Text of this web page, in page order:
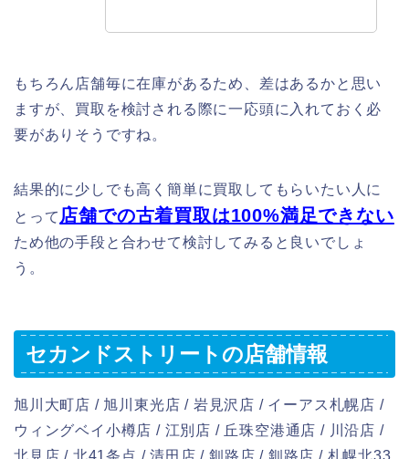
もちろん店舗毎に在庫があるため、差はあるかと思い
ますが、買取を検討される際に一応頭に入れておく必
要がありそうですね。
結果的に少しでも高く簡単に買取してもらいたい人に
とって 店舗での古着買取は100%満足できない
ため他の手段と合わせて検討してみると良いでしょ
う。
セカンドストリートの店舗情報
旭川大町店 / 旭川東光店 / 岩見沢店 / イーアス札幌店 /
ウィングベイ小樽店 / 江別店 / 丘珠空港通店 / 川沿店 /
北見店 / 北41条点 / 清田店 / 釧路店 / 釧路店 / 札幌北33